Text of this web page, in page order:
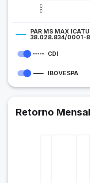
0
0
PAR MS MAX
38.028.834/0001-
CDI
IBOVESPA
Retorno Mensal